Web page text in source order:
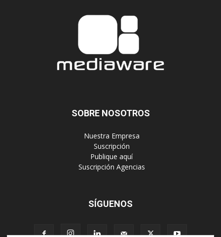
SOBRE NOSOTROS
‎ Nuestra Empresa
‎ Suscripción
‎ Publique aquí
‎ Suscripción Agencias
SÍGUENOS